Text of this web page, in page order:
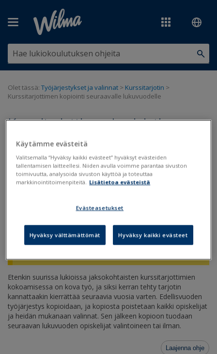
Olet tässä: Työjärjestykset ja valinnat > Kurssitarjotin >
Kurssitarjottimen kopiointi seuraavalle lukuvuodelle
Kurssitarjottimen kopiointi
seuraavalle lukuvuodelle
Kurssitarjotin
Päivitetty viimeksi: 12.4.2019
esivalintatarjotinta. Jos taas lukiossa käytetään
esivalintatarjotinta, kannattaa sitä kierrättää
Etenkin suurissa lukioissa jaksokohtaisten kurssitarjottimien
kokoamisessa on kova työ, ja siksi kerran tehty tarjotin
kannattaakin kierrättää seuraavia vuosia varten. Edellisvuoden
työjärjestys kopioidaan, ja kopiosta poistetaan kaikki opiskelijat
ja heidän mukanaan valinnat. Sen jälkeen kopioon tuodaan
seuraavan lukuvuoden opiskelijat valintoineen tai ilman.
Laajenna ohje
Käytämme evästeitä
Valitsemalla “Hyväksy kaikki evästeet” hyväksyt evästeiden
tallentamisen laitteellesi. Niiden avulla voimme parantaa sivuston
toimivuutta, analysoida sivuston käyttöä ja toteuttaa
markkinointitoimenpiteitä. Lisätietoa evästeistä
Evästeasetukset
Hyväksy välttämättömät Hyväksy kaikki evästeet